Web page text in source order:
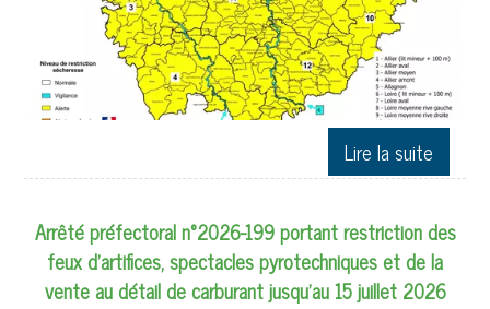
Arrêté préfectoral n°2026-199 portant restriction des
feux d'artifices, spectacles pyrotechniques et de la
vente au détail de carburant jusqu'au 15 juillet 2026